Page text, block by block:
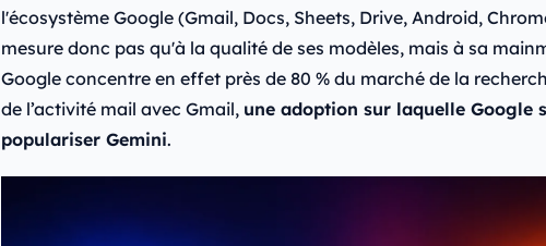
l'écosystème Google (Gmail, Docs, Sheets, Drive, Android,
mesure donc pas qu'à la qualité de ses modèles, mais à sa
Google concentre en effet près de 80 % du marché de la
de l’activité mail avec Gmail, une adoption sur laquelle Google
populariser Gemini.